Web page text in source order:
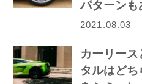
パターンも
2021.08.03
カーリー
タルはど